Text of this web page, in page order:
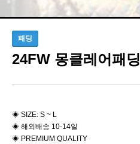
패딩
24FW 몽클레어패딩
◈ SIZE: S ~ L
◈ 해외배송 10-14일
◈ PREMIUM QUALITY